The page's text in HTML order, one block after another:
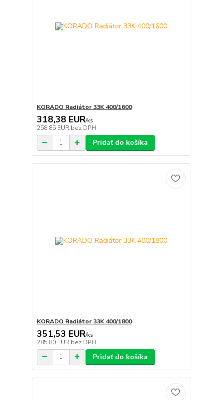
KORADO Radiátor 33K 400/1600
318,38 EUR/ks
258,85 EUR bez DPH
Pridať do košíka
KORADO Radiátor 33K 400/1800
351,53 EUR/ks
285,80 EUR bez DPH
Pridať do košíka